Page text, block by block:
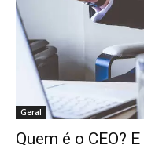
Geral
Quem é o CEO?